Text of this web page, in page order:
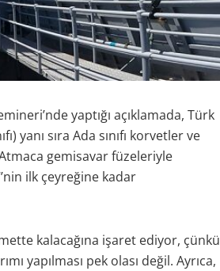
yaptığı açıklamada, Türk
yanı sıra Ada sınıfı korvetler ve
gemisavar füzeleriyle
ilk çeyreğine kadar
kalacağına işaret ediyor, çünkü
yapılması pek olası değil. Ayrıca,